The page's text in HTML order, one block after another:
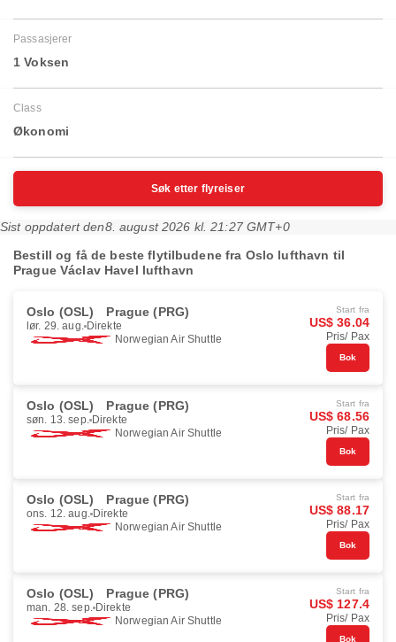
Passasjerer
1 Voksen
Class
Økonomi
Søk etter flyreiser
Sist oppdatert den8. august 2026 kl. 21:27 GMT+0
Bestill og få de beste flytilbudene fra Oslo lufthavn til
Prague Václav Havel lufthavn
Oslo (OSL) Prague (PRG)
lør. 29. aug. Direkte
Norwegian Air Shuttle
Start fra
US$ 36.04
Pris/ Pax
Bok
Oslo (OSL) Prague (PRG)
søn. 13. sep. Direkte
Norwegian Air Shuttle
Start fra
US$ 68.56
Pris/ Pax
Bok
Oslo (OSL) Prague (PRG)
ons. 12. aug. Direkte
Norwegian Air Shuttle
Start fra
US$ 88.17
Pris/ Pax
Bok
Oslo (OSL) Prague (PRG)
man. 28. sep. Direkte
Norwegian Air Shuttle
Start fra
US$ 127.4
Pris/ Pax
Bok